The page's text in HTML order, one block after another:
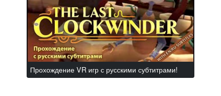
Прохождение VR игр с русскими субтитрами!